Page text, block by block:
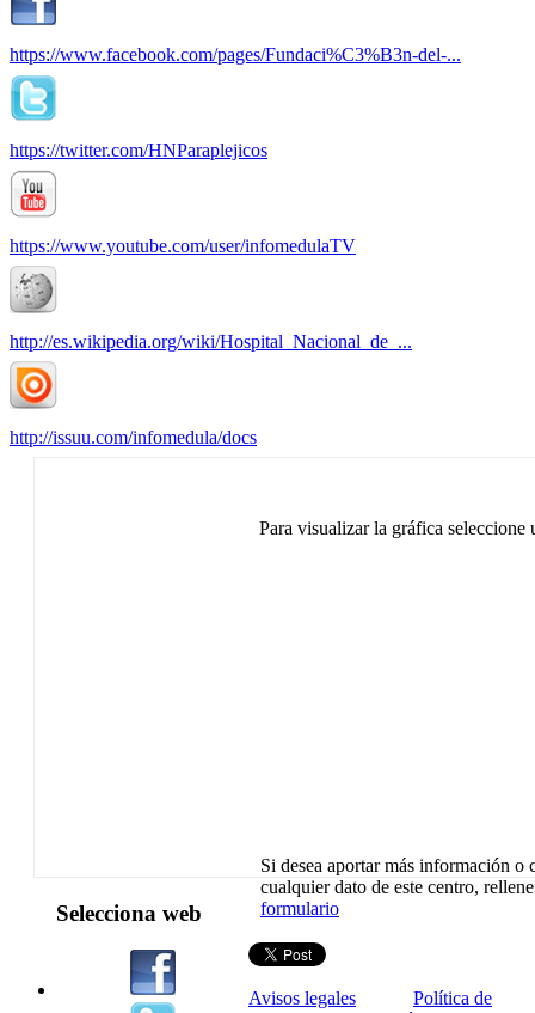
https://www.facebook.com/pages/Fundaci%C3%B3n-del-...
https://twitter.com/HNParaplejicos
https://www.youtube.com/user/infomedulaTV
http://es.wikipedia.org/wiki/Hospital_Nacional_de_...
http://issuu.com/infomedula/docs
Para visualizar la gráfica seleccione
Selecciona web
Si desea aportar más información o
cualquier dato de este centro,
formulario
Avisos legales
Política de